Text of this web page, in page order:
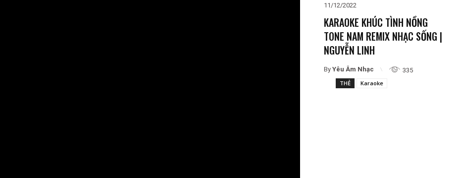
11/12/2022
KARAOKE KHÚC TÌNH NỒNG
TONE NAM REMIX NHẠC SỐNG |
NGUYỄN LINH
By Yêu Âm Nhạc
335
THẺ
Karaoke